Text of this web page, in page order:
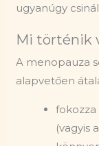
ugyanúgy
Mi történik
A menopauza
alapvetően
fokozza
(vagyis